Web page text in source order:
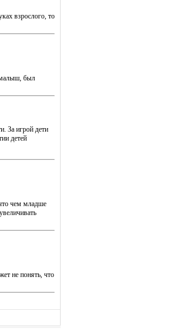
взрослого, то
малыш, был
За игрой дети
детей
чем младше
не понять, что